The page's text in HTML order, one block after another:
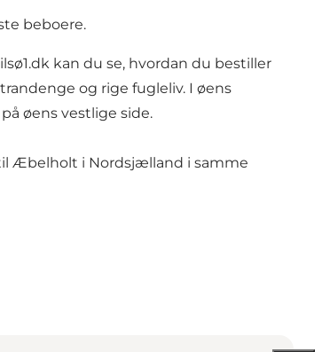
beboere.
kan du se, hvordan du bestiller
og rige fugleliv. I øens
øens vestlige side.
Æbelholt i Nordsjælland i samme